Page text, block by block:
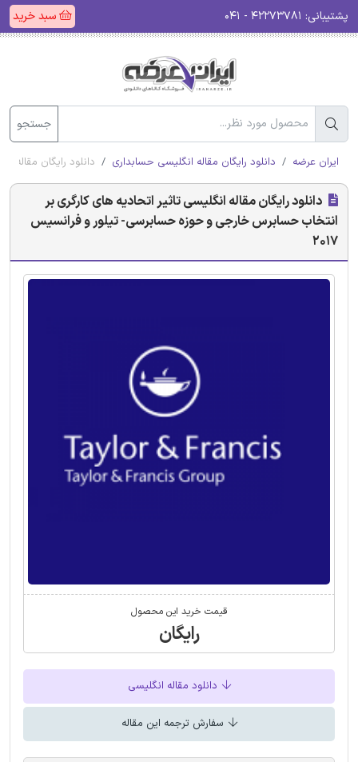
پشتیبانی: سبد خرید
جستجو
ایران عرضه دانلود رایگان مقاله انگلیسی حسابداری دانلود رایگان مقاله
دانلود رایگان مقاله انگلیسی تاثیر اتحادیه های کارگری بر
انتخاب حسابرس خارجی و حوزه حسابرسی- تیلور و فرانسیس
2017
قیمت خرید این محصول
رایگان
دانلود مقاله انگلیسی
سفارش ترجمه این مقاله